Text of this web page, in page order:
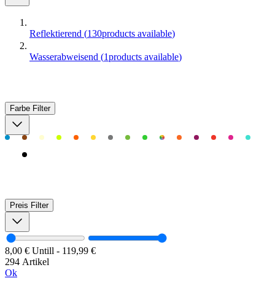
Reflektierend (130products available)
Wasserabweisend (1products available)
Farbe Filter
Preis Filter
8,00 € Untill - 119,99 €
294 Artikel
Ok